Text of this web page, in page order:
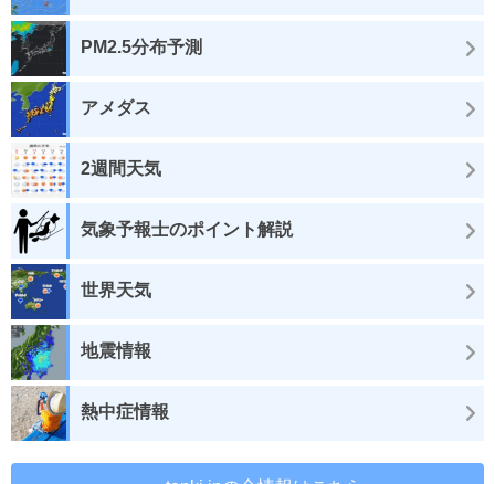
PM2.5分布予測
アメダス
2週間天気
気象予報士のポイント解説
世界天気
地震情報
熱中症情報